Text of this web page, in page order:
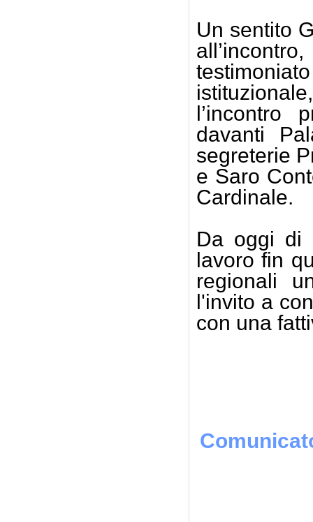
Un sentito
l’incontro
davanti
segreterie
e Saro
Cardinale.
Da oggi di
lavoro fin
regionali
l'invito a
con una